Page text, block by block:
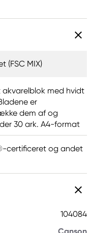
(FSC MIX)
akvarelblok med hvidt
er
dem af og
30 ark. A4-format
certificeret og andet
104084